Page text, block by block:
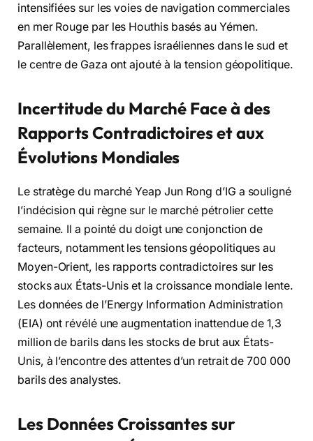
intensifiées sur les voies de navigation commerciales
en mer Rouge par les Houthis basés au Yémen.
Parallèlement, les frappes israéliennes dans le sud et
le centre de Gaza ont ajouté à la tension géopolitique.
Incertitude du Marché Face à des
Rapports Contradictoires et aux
Évolutions Mondiales
Le stratège du marché Yeap Jun Rong d’IG a souligné
l’indécision qui règne sur le marché pétrolier cette
semaine. Il a pointé du doigt une conjonction de
facteurs, notamment les tensions géopolitiques au
Moyen-Orient, les rapports contradictoires sur les
stocks aux États-Unis et la croissance mondiale lente.
Les données de l’Energy Information Administration
(EIA) ont révélé une augmentation inattendue de 1,3
million de barils dans les stocks de brut aux États-
Unis, à l’encontre des attentes d’un retrait de 700 000
barils des analystes.
Les Données Croissantes sur